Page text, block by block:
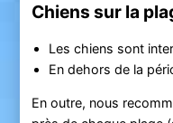
Chiens sur la
Les chiens sont
En dehors de la
En outre, nous